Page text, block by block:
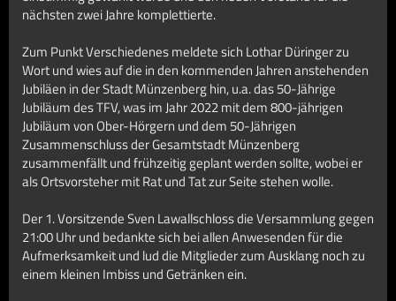
nächsten zwei Jahre komplettierte.
Zum Punkt Verschiedenes meldete sich Lothar Düringer zu
Wort und wies auf die in den kommenden Jahren anstehenden
Jubiläen in der Stadt Münzenberg hin, u.a. das 50-Jährige
Jubiläum des TFV, was im Jahr 2022 mit dem 800-jährigen
Jubiläum von Ober-Hörgern und dem 50-Jährigen
Zusammenschluss der Gesamtstadt Münzenberg
zusammenfällt und frühzeitig geplant werden sollte, wobei er
als Ortsvorsteher mit Rat und Tat zur Seite stehen wolle.
Der 1. Vorsitzende Sven Lawallschloss die Versammlung gegen
21:00 Uhr und bedankte sich bei allen Anwesenden für die
Aufmerksamkeit und lud die Mitglieder zum Ausklang noch zu
einem kleinen Imbiss und Getränken ein.